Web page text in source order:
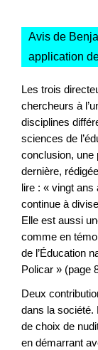
Avis de
application
Les trois
chercheurs à
disciplines
sciences de
conclusion, une
dernière,
lire : « vingt ans
continue à
Elle est aussi
comme en
de l’Éducation
Policar » (page
Deux
dans la société.
de choix de
en démarrant